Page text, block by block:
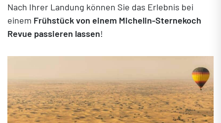
Nach Ihrer Landung können Sie das Erlebnis bei
einem Frühstück von einem Michelin-Sternekoch
Revue passieren lassen!